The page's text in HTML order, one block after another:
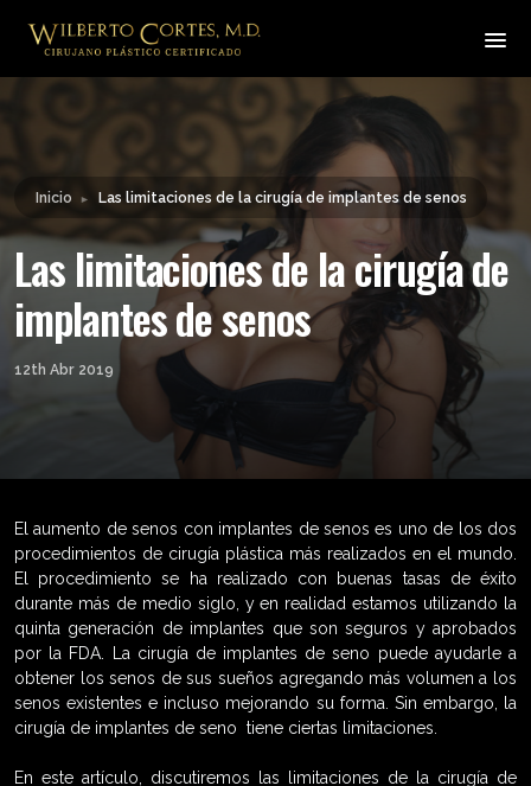
Leyendo: Las limitaciones de la cirugía
de implantes de senos
Inicio ► Las limitaciones de la cirugía de implantes de senos
Las limitaciones de la cirugía de
implantes de senos
12th Abr 2019
El aumento de senos con implantes de senos es uno de los dos
procedimientos de cirugía plástica más realizados en el mundo.
El procedimiento se ha realizado con buenas tasas de éxito
durante más de medio siglo, y en realidad estamos utilizando la
quinta generación de implantes que son seguros y aprobados
por la FDA. La cirugía de implantes de seno puede ayudarle a
obtener los senos de sus sueños agregando más volumen a los
senos existentes e incluso mejorando su forma. Sin embargo, la
cirugía de implantes de seno tiene ciertas limitaciones.
En este artículo, discutiremos las limitaciones de la cirugía de